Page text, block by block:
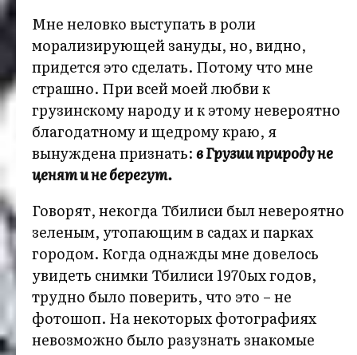
Мне неловко выступать в роли
морализирующей зануды, но, видно,
придется это сделать. Потому что мне
страшно. При всей моей любви к
грузинскому народу и к этому невероятно
благодатному и щедрому краю, я
вынуждена признать:в Грузии природу не
ценят и не берегут.
Говорят, некогда Тбилиси был невероятно
зеленым, утопающим в садах и парках
городом. Когда однажды мне довелось
увидеть снимки Тбилиси 1970ых годов,
трудно было поверить, что это – не
фотошоп. На некоторых фотографиях
невозможно было разузнать знакомые